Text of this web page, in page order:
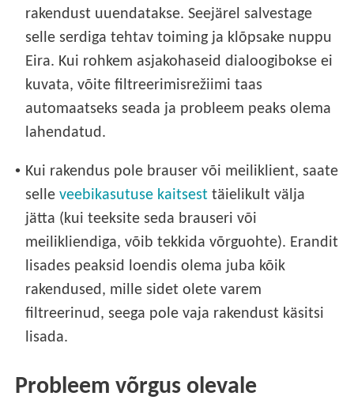
rakendust uuendatakse. Seejärel salvestage
selle serdiga tehtav toiming ja klõpsake nuppu
Eira. Kui rohkem asjakohaseid dialoogibokse ei
kuvata, võite filtreerimisrežiimi taas
automaatseks seada ja probleem peaks olema
lahendatud.
• Kui rakendus pole brauser või meiliklient, saate
selleveebikasutuse kaitsest täielikult välja
jätta (kui teeksite seda brauseri või
meilikliendiga, võib tekkida võrguohte). Erandit
lisades peaksid loendis olema juba kõik
rakendused, mille sidet olete varem
filtreerinud, seega pole vaja rakendust käsitsi
lisada.
Probleem võrgus olevale